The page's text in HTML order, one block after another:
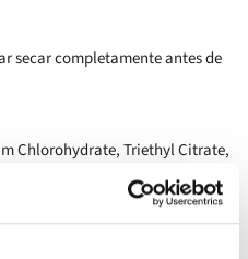
secar completamente antes de
Chlorohydrate, Triethyl Citrate,
Parfum / Fragrance, Perlite,